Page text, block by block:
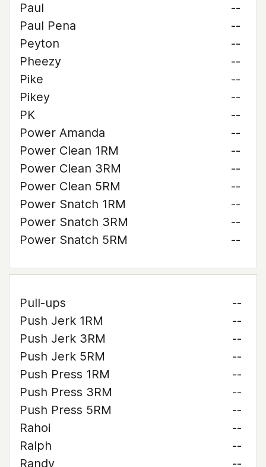
Paul
--
Paul Pena
--
Peyton
--
Pheezy
--
Pike
--
Pikey
--
PK
--
Power Amanda
--
Power Clean 1RM
--
Power Clean 3RM
--
Power Clean 5RM
--
Power Snatch 1RM
--
Power Snatch 3RM
--
Power Snatch 5RM
--
Pull-ups
--
Push Jerk 1RM
--
Push Jerk 3RM
--
Push Jerk 5RM
--
Push Press 1RM
--
Push Press 3RM
--
Push Press 5RM
--
Rahoi
--
Ralph
--
Randy
--